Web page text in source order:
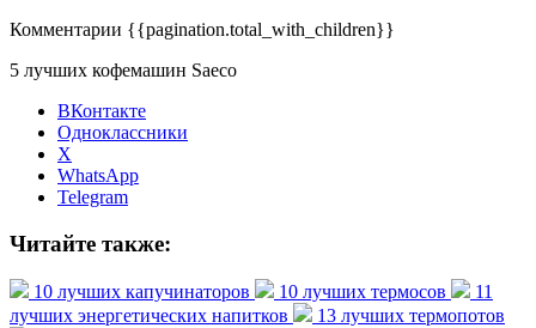
Комментарии {{pagination.total_with_children}}
5 лучших кофемашин Saeco
ВКонтакте
Одноклассники
X
WhatsApp
Telegram
Читайте также:
10 лучших капучинаторов 10 лучших термосов
11
лучших энергетических напитков
13 лучших термопотов